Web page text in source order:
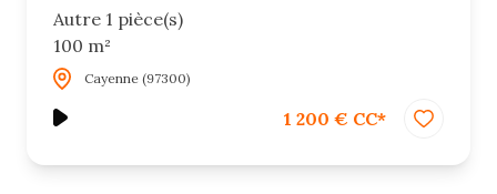
Autre 1 pièce(s)
100 m²
Cayenne (97300)
1 200 € CC*